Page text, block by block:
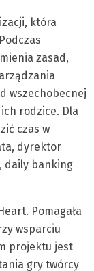
która
zasad,
wszechobecnej
rodzice. Dla
czas w
dyrektor
daily banking
Pomagała
wsparciu
projektu jest
gry twórcy